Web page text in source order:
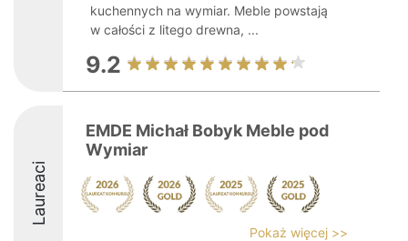
kuchennych na wymiar. Meble powstają
w całości z litego drewna, ...
9.2
Laureaci
EMDE Michał Bobyk Meble pod
Wymiar
Pokaż więcej >>